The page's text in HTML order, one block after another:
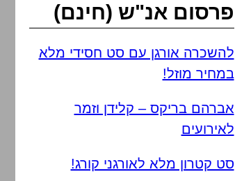
פרסום אנ"ש (חינם)
להשכרה אורגן עם סט חסידי מלא
במחיר מוזל!
אברהם בריקס – קלידן וזמר
לאירועים
סט קטרון מלא לאורגני קורג!